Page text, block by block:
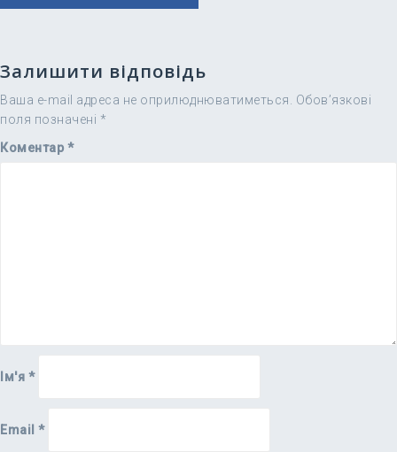
Залишити відповідь
Ваша e-mail адреса не оприлюднюватиметься.
Обов’язкові
поля позначені *
Коментар *
Ім'я *
Email *